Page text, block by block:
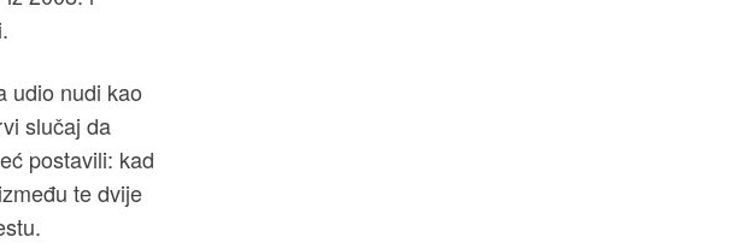
udio nudi kao
slučaj da
postavili: kad
te dvije